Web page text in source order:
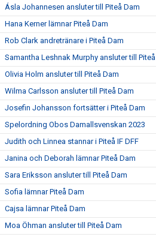
Ásla Johannesen ansluter till Piteå Dam
Hana Kerner lämnar Piteå Dam
Rob Clark andretränare i Piteå Dam
Samantha Leshnak Murphy ansluter till Piteå
Olivia Holm ansluter till Piteå Dam
Wilma Carlsson ansluter till Piteå Dam
Josefin Johansson fortsätter i Piteå Dam
Spelordning Obos Damallsvenskan 2023
Judith och Linnea stannar i Piteå IF DFF
Janina och Deborah lämnar Piteå Dam
Sara Eriksson ansluter till Piteå Dam
Sofia lämnar Piteå Dam
Cajsa lämnar Piteå Dam
Moa Öhman ansluter till Piteå Dam